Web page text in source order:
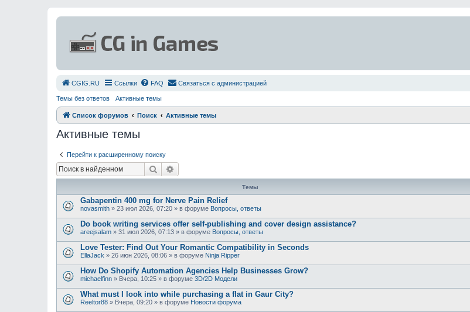
СGIG.RU Ссылки FAQ Связаться с администрацией
Темы без ответов Активные темы
Список форумов Поиск Активные темы
Активные темы
Перейти к расширенному поиску
Поиск
Темы
Gabapentin 400 mg for Nerve Pain Relief
novasmith » 23 июл 2026, 07:20 » в форуме Вопросы, ответы
Do book writing services offer self-publishing and cover design assistance?
areejsalam » 31 июл 2026, 07:13 » в форуме Вопросы, ответы
Love Tester: Find Out Your Romantic Compatibility in Seconds
EllaJack » 26 июн 2026, 08:06 » в форуме Ninja Ripper
How Do Shopify Automation Agencies Help Businesses Grow?
michaelfinn » Вчера, 10:25 » в форуме 3D/2D Модели
What must I look into while purchasing a flat in Gaur City?
Reeltor88 » Вчера, 09:20 » в форуме Новости форума